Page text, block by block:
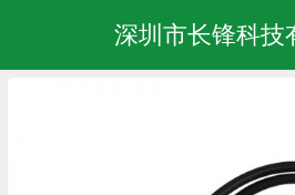
深圳市长锋科技